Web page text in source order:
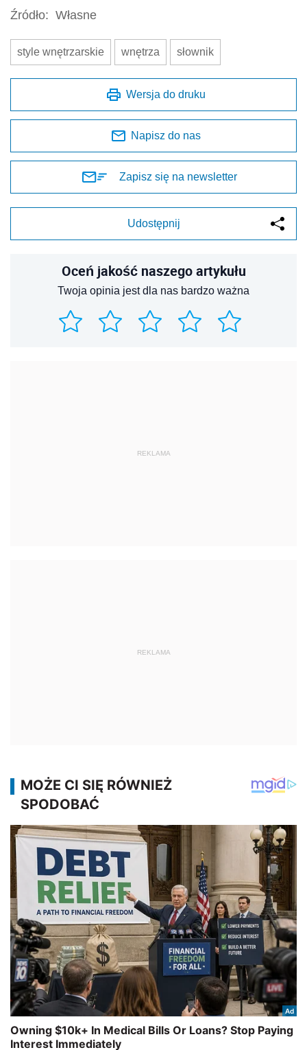
Źródło: Własne
style wnętrzarskie wnętrza słownik
Wersja do druku
Napisz do nas
Zapisz się na newsletter
Udostępnij
Oceń jakość naszego artykułu
Twoja opinia jest dla nas bardzo ważna
REKLAMA
REKLAMA